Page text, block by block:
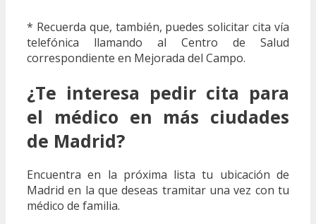
* Recuerda que, también, puedes solicitar cita vía
telefónica llamando al Centro de Salud
correspondiente en Mejorada del Campo.
¿Te interesa pedir cita para
el médico en más ciudades
de Madrid?
Encuentra en la próxima lista tu ubicación de
Madrid en la que deseas tramitar una vez con tu
médico de familia.